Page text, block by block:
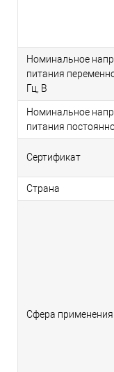
Номинальное
питания
Гц, В
Номинальное
питания
Сертификат
Страна
Сфера применения